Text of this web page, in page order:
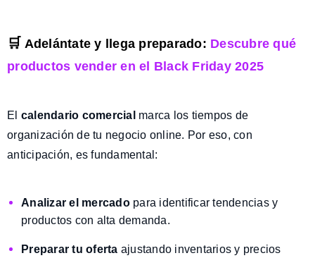
🛒 Adelántate y llega preparado: Descubre qué
productos vender en el Black Friday 2025
El calendario comercial marca los tiempos de
organización de tu negocio online. Por eso, con
anticipación, es fundamental:
Analizar el mercado para identificar tendencias y
productos con alta demanda.
Preparar tu oferta ajustando inventarios y precios